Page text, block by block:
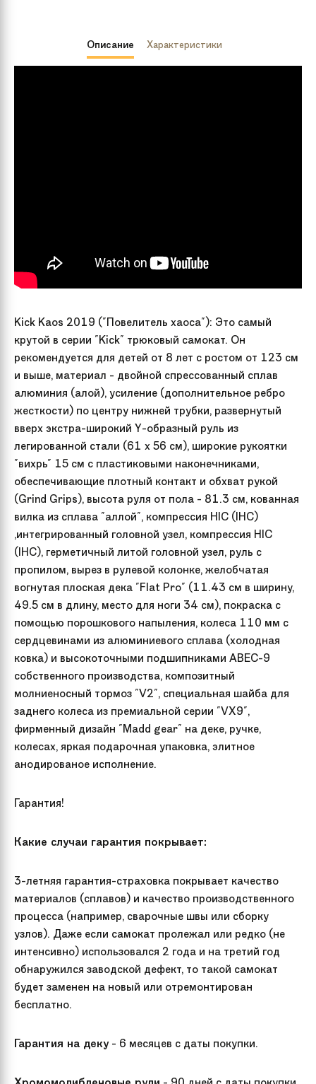
Описание Характеристики
Kick Kaos 2019 ("Повелитель хаоса"): Это самый
крутой в серии "Kick" трюковый самокат. Он
рекомендуется для детей от 8 лет с ростом от 123 см
и выше, материал - двойной спрессованный сплав
алюминия (алой), усиление (дополнительное ребро
жесткости) по центру нижней трубки, развернутый
вверх экстра-широкий Y-образный руль из
легированной стали (61 х 56 см), широкие рукоятки
"вихрь" 15 см с пластиковыми наконечниками,
обеспечивающие плотный контакт и обхват рукой
(Grind Grips), высота руля от пола - 81.3 см, кованная
вилка из сплава "аллой", компрессия HIC (IHC)
,интегрированный головной узел, компрессия HIC
(IHC), герметичный литой головной узел, руль с
пропилом, вырез в рулевой колонке, желобчатая
вогнутая плоская дека "Flat Pro" (11.43 см в ширину,
49.5 см в длину, место для ноги 34 см), покраска с
помощью порошкового напыления, колеса 110 мм с
сердцевинами из алюминиевого сплава (холодная
ковка) и высокоточными подшипниками ABEC-9
собственного производства, композитный
молниеносный тормоз "V2", специальная шайба для
заднего колеса из премиальной серии "VX9",
фирменный дизайн "Madd gear" на деке, ручке,
колесах, яркая подарочная упаковка, элитное
анодированое исполнение.
Гарантия!
Какие случаи гарантия покрывает:
3-летняя гарантия-страховка покрывает качество
материалов (сплавов) и качество производственного
процесса (например, сварочные швы или сборку
узлов). Даже если самокат пролежал или редко (не
интенсивно) использовался 2 года и на третий год
обнаружился заводской дефект, то такой самокат
будет заменен на новый или отремонтирован
бесплатно.
Гарантия на деку- 6 месяцев с даты покупки.